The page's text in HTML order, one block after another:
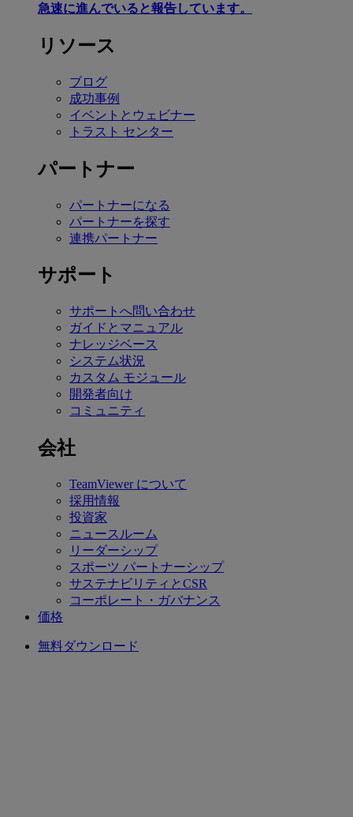
急速に進んでいると報告しています。
リソース
ブログ
成功事例
イベントとウェビナー
トラスト センター
パートナー
パートナーになる
パートナーを探す
連携パートナー
サポート
サポートへ問い合わせ
ガイドとマニュアル
ナレッジベース
システム状況
カスタム モジュール
開発者向け
コミュニティ
会社
TeamViewer について
採用情報
投資家
ニュースルーム
リーダーシップ
スポーツ パートナーシップ
サステナビリティとCSR
コーポレート・ガバナンス
価格
無料ダウンロード